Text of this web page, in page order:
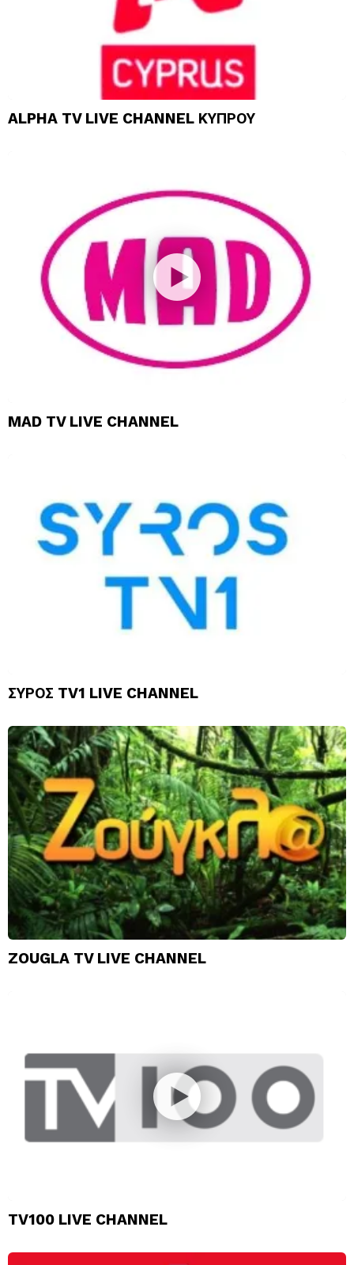
ALPHA TV LIVE CHANNEL ΚΥΠΡΟΥ
MAD TV LIVE CHANNEL
ΣΥΡΟΣ TV1 LIVE CHANNEL
ZOUGLA TV LIVE CHANNEL
TV100 LIVE CHANNEL